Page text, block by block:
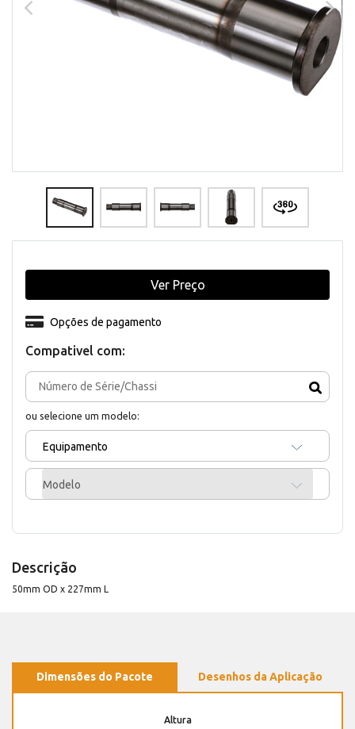
Compativel com:
ou selecione um modelo:
Equipamento
Modelo
Opções de pagamento
Ver Preço
Descrição
50mm OD x 227mm L
Dimensões do Pacote Desenhos da Aplicação
Altura